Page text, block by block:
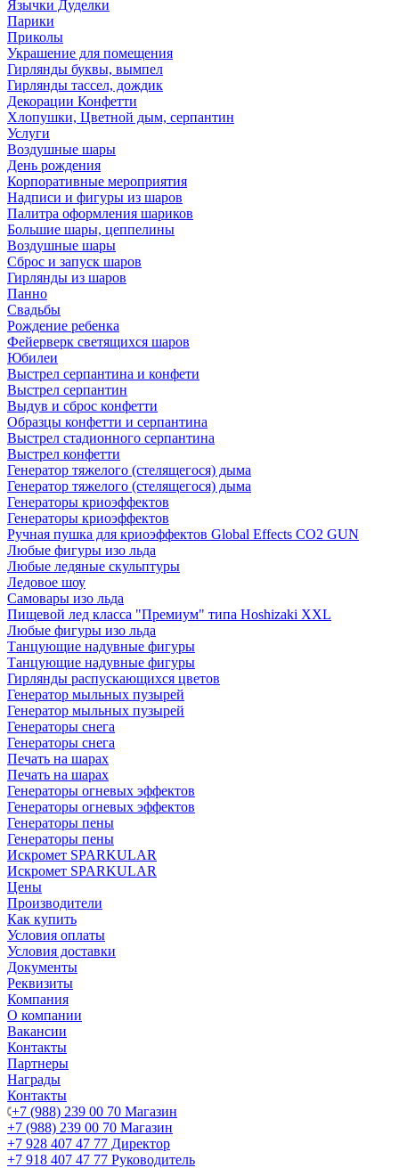
Язычки Дуделки
Парики
Приколы
Украшение для помещения
Гирлянды буквы, вымпел
Гирлянды тассел, дождик
Декорации Конфетти
Хлопушки, Цветной дым, серпантин
Услуги
Воздушные шары
День рождения
Корпоративные мероприятия
Надписи и фигуры из шаров
Палитра оформления шариков
Большие шары, цеппелины
Воздушные шары
Сброс и запуск шаров
Гирлянды из шаров
Панно
Свадьбы
Рождение ребенка
Фейерверк светящихся шаров
Юбилеи
Выстрел серпантина и конфети
Выстрел серпантин
Выдув и сброс конфетти
Образцы конфетти и серпантина
Выстрел стадионного серпантина
Выстрел конфетти
Генератор тяжелого (стелящегося) дыма
Генератор тяжелого (стелящегося) дыма
Генераторы криоэффектов
Генераторы криоэффектов
Ручная пушка для криоэффектов Global Effects CO2 GUN
Любые фигуры изо льда
Любые ледяные скульптуры
Ледовое шоу
Самовары изо льда
Пищевой лед класса "Премиум" типа Hoshizaki XXL
Любые фигуры изо льда
Танцующие надувные фигуры
Танцующие надувные фигуры
Гирлянды распускающихся цветов
Генератор мыльных пузырей
Генератор мыльных пузырей
Генераторы снега
Генераторы снега
Печать на шарах
Печать на шарах
Генераторы огневых эффектов
Генераторы огневых эффектов
Генераторы пены
Генераторы пены
Искромет SPARKULAR
Искромет SPARKULAR
Цены
Производители
Как купить
Условия оплаты
Условия доставки
Документы
Реквизиты
Компания
О компании
Вакансии
Контакты
Партнеры
Награды
Контакты
+7 (988) 239 00 70 Магазин
+7 (988) 239 00 70 Магазин
+7 928 407 47 77 Директор
+7 918 407 47 77 Руководитель